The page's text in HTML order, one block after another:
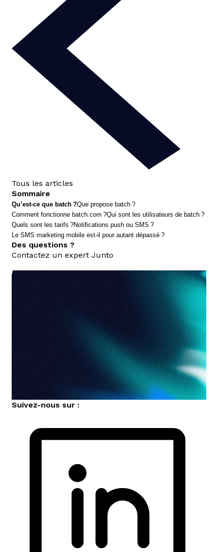
Tous les articles
Sommaire
Qu’est-ce que batch ?Que propose batch ?
Comment fonctionne batch.com ?Qui sont les utilisateurs de batch ?
Quels sont les tarifs ?Notifications push ou SMS ?
Le SMS marketing mobile est-il pour autant dépassé ?
Des questions ?
Contactez un expert Junto
Suivez-nous sur :